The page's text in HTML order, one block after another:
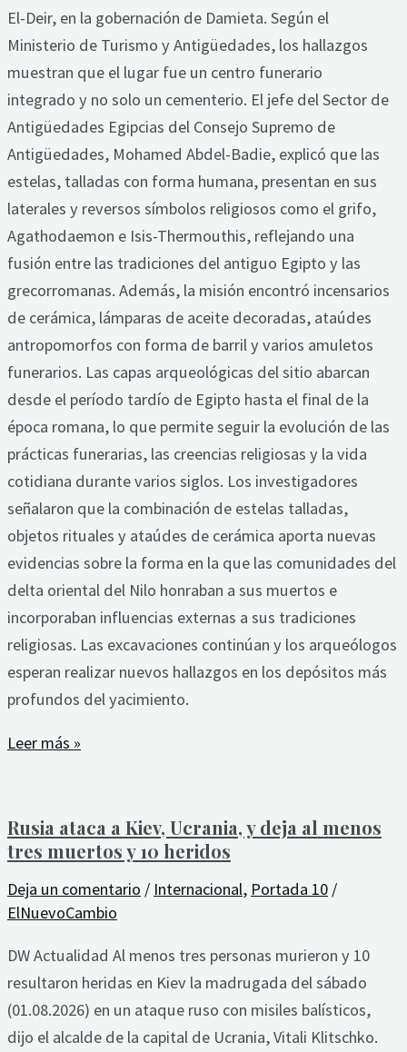
El-Deir, en la gobernación de Damieta. Según el
Ministerio de Turismo y Antigüedades, los hallazgos
muestran que el lugar fue un centro funerario
integrado y no solo un cementerio. El jefe del Sector de
Antigüedades Egipcias del Consejo Supremo de
Antigüedades, Mohamed Abdel-Badie, explicó que las
estelas, talladas con forma humana, presentan en sus
laterales y reversos símbolos religiosos como el grifo,
Agathodaemon e Isis-Thermouthis, reflejando una
fusión entre las tradiciones del antiguo Egipto y las
grecorromanas. Además, la misión encontró incensarios
de cerámica, lámparas de aceite decoradas, ataúdes
antropomorfos con forma de barril y varios amuletos
funerarios. Las capas arqueológicas del sitio abarcan
desde el período tardío de Egipto hasta el final de la
época romana, lo que permite seguir la evolución de las
prácticas funerarias, las creencias religiosas y la vida
cotidiana durante varios siglos. Los investigadores
señalaron que la combinación de estelas talladas,
objetos rituales y ataúdes de cerámica aporta nuevas
evidencias sobre la forma en la que las comunidades del
delta oriental del Nilo honraban a sus muertos e
incorporaban influencias externas a sus tradiciones
religiosas. Las excavaciones continúan y los arqueólogos
esperan realizar nuevos hallazgos en los depósitos más
profundos del yacimiento.
Leer más »
Rusia ataca a Kiev, Ucrania, y deja al menos
tres muertos y 10 heridos
Deja un comentario / Internacional, Portada 10 /
ElNuevoCambio
DW Actualidad Al menos tres personas murieron y 10
resultaron heridas en Kiev la madrugada del sábado
(01.08.2026) en un ataque ruso con misiles balísticos,
dijo el alcalde de la capital de Ucrania, Vitali Klitschko.